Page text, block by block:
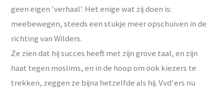
geen eigen 'verhaal'. Het enige wat zij doen is:
meebewegen, steeds een stukje meer opschuiven in de
richting van Wilders.
Ze zien dat hij succes heeft met zijn grove taal, en zijn
haat tegen moslims, en in de hoop om ook kiezers te
trekken, zeggen ze bijna hetzelfde als hij. Vvd'ers nu